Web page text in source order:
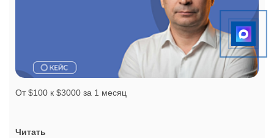
От $100 к $3000 за 1 месяц
Читать